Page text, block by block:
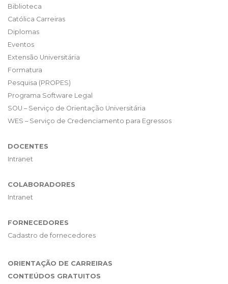
Biblioteca
Católica Carreiras
Diplomas
Eventos
Extensão Universitária
Formatura
Pesquisa (PROPES)
Programa Software Legal
SOU – Serviço de Orientação Universitária
WES – Serviço de Credenciamento para Egressos
DOCENTES
Intranet
COLABORADORES
Intranet
FORNECEDORES
Cadastro de fornecedores
ORIENTAÇÃO DE CARREIRAS
CONTEÚDOS GRATUITOS